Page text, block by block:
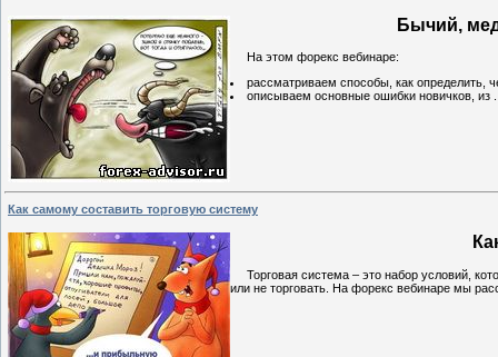
Бычий,
На этом форекс вебинаре:
рассматриваем способы, как определить,
описываем основные ошибки новичков, из
Как самому составить торговую систему
Торговая система – это набор условий,
или не торговать. На форекс вебинаре мы